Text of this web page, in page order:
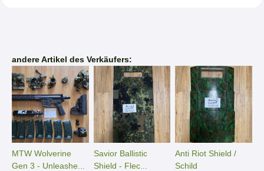
andere Artikel des Verkäufers:
MTW Wolverine
Gen 3 - Unleashe...
Savior Ballistic
Shield - Flec...
Anti Riot Shield /
Schild